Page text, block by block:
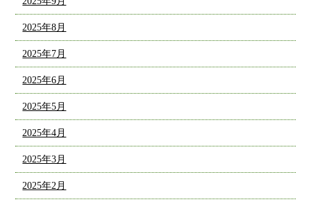
2025年8月
2025年7月
2025年6月
2025年5月
2025年4月
2025年3月
2025年2月